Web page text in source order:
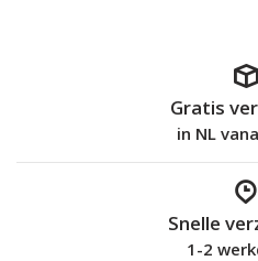
Gratis
in NL
Snelle
1-2